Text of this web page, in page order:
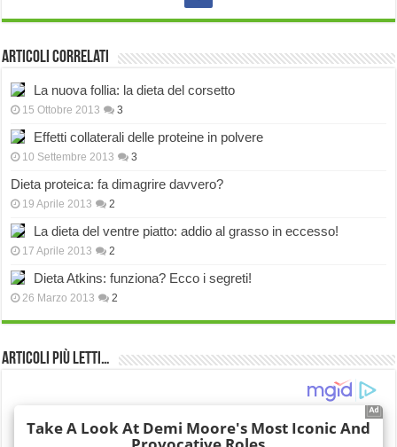
Articoli correlati
La nuova follia: la dieta del corsetto
15 Ottobre 2013 3
Effetti collaterali delle proteine in polvere
10 Settembre 2013 3
Dieta proteica: fa dimagrire davvero?
19 Aprile 2013 2
La dieta del ventre piatto: addio al grasso in eccesso!
17 Aprile 2013 2
Dieta Atkins: funziona? Ecco i segreti!
26 Marzo 2013 2
Articoli più Letti…